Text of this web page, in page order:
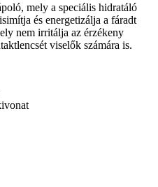
mely a speciális hidratáló
és energetizálja a fáradt
nem irritálja az érzékeny
viselők számára is.